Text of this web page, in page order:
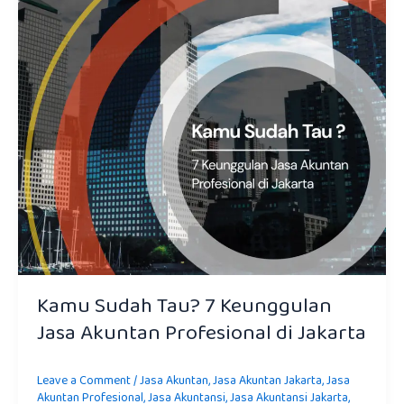
Kamu Sudah Tau? 7 Keunggulan
Jasa Akuntan Profesional di Jakarta
Leave a Comment/Jasa Akuntan,Jasa Akuntan Jakarta,Jasa
Akuntan Profesional,Jasa Akuntansi,Jasa Akuntansi Jakarta,